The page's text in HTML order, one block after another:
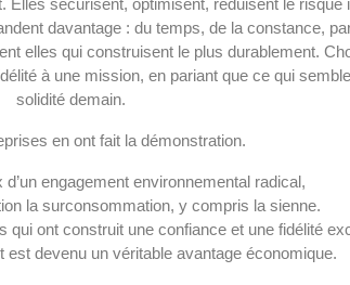
Elles sécurisent, optimisent, réduisent le risque
davantage : du temps, de la constance,
elles qui construisent le plus durablement.
à une mission, en pariant que ce qui
solidité demain.
en ont fait la démonstration.
d’un engagement environnemental radical,
la surconsommation, y compris la sienne.
ont construit une confiance et une fidélité
est devenu un véritable avantage économique.